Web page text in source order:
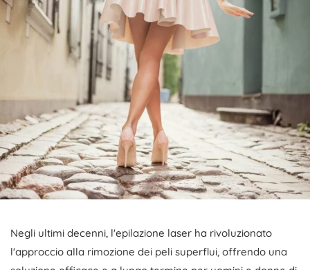
Negli ultimi decenni, l'epilazione laser ha rivoluzionato
l'approccio alla rimozione dei peli superflui, offrendo una